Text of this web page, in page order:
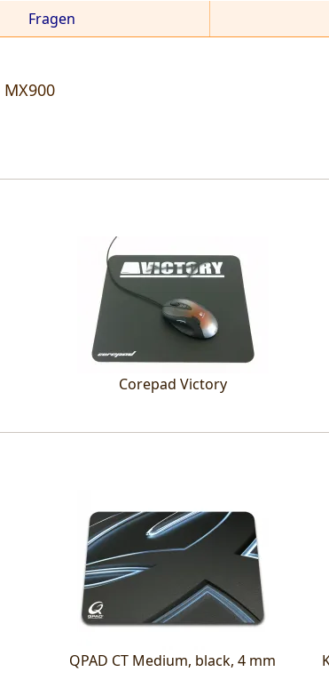
Fragen
Corepad Victory
QPAD CT Medium, black, 4 mm